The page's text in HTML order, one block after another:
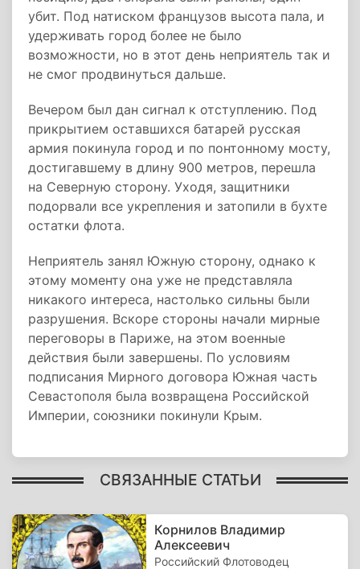
убит. Под натиском французов высота пала, и
удерживать город более не было
возможности, но в этот день неприятель так и
не смог продвинуться дальше.
Вечером был дан сигнал к отступлению. Под
прикрытием оставшихся батарей русская
армия покинула город и по понтонному мосту,
достигавшему в длину 900 метров, перешла
на Северную сторону. Уходя, защитники
подорвали все укрепления и затопили в бухте
остатки флота.
Неприятель занял Южную сторону, однако к
этому моменту она уже не представляла
никакого интереса, настолько сильны были
разрушения. Вскоре стороны начали мирные
переговоры в Париже, на этом военные
действия были завершены. По условиям
подписания Мирного договора Южная часть
Севастополя была возвращена Российской
Империи, союзники покинули Крым.
СВЯЗАННЫЕ СТАТЬИ
Корнилов Владимир
Алексеевич
Российский Флотоводец